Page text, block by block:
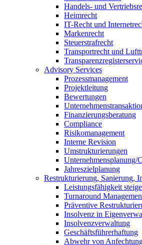
Handels- und
Heimrecht
IT-Recht und
Markenrecht
Steuerstrafrecht
Transportrecht und
Advisory Services
Prozessmanagement
Projektleitung
Bewertungen
Finanzierungsberatung
Compliance
Risikomanagement
Interne Revision
Umstrukturierungen
Unternehmensplanung/
Jahreszielplanung
Restrukturierung, Sanierung,
Leistungsfähigkeit
Turnaround
Präventive
Insolvenz in
Insolvenzverwaltung
Geschäftsführerhaftung
Abwehr von